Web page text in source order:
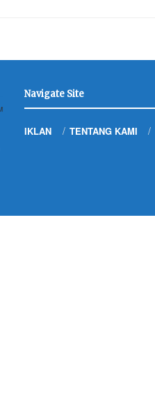
Navigate Site
IKLAN TENTANG KAMI